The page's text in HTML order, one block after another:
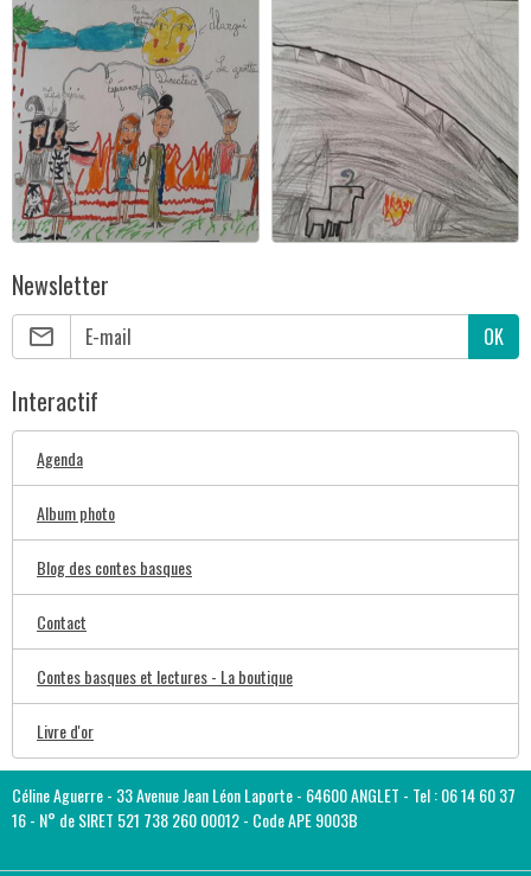
Newsletter
OK
Interactif
Agenda
Album photo
Blog des contes basques
Contact
Contes basques et lectures - La boutique
Livre d'or
Céline Aguerre - 33 Avenue Jean Léon Laporte - 64600 ANGLET - Tel : 06 14 60 37
16 - N° de SIRET 521 738 260 00012 - Code APE 9003B